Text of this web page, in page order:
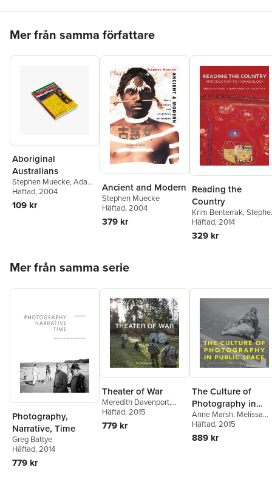
Mer från samma författare
Aboriginal
Australians
Stephen Muecke,Adam
Shoemaker
Häftad, 2004
109 kr
Ancient and Modern
Stephen Muecke
Häftad, 2004
379 kr
Reading the
Country
Krim Benterrak,
Muecke,Paddy Roe
Häftad, 2014
329 kr
Mer från samma serie
Photography,
Narrative, Time
Greg Battye
Häftad, 2014
779 kr
Theater of War
Meredith Davenport,
Daniel A. Kelin, II
Häftad, 2015
779 kr
The Culture of
Photography in
Public Space
Anne Marsh, Melissa
Miles,Daniel Palmer
Häftad, 2015
889 kr